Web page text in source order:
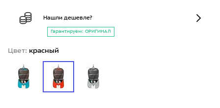
Нашли дешевле?
Гарантируем: ОРИГИНАЛ
Цвет: красный